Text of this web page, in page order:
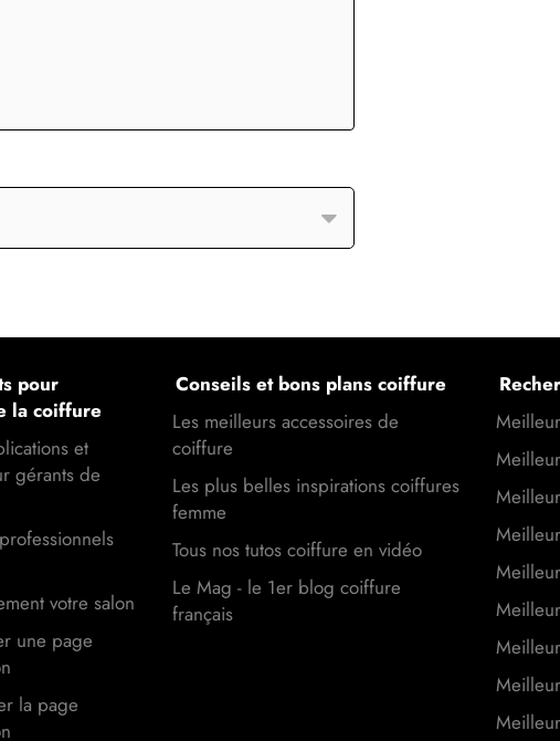
pour
la coiffure
et
gérants de
votre salon
une page
la page
Conseils et bons plans coiffure
Les meilleurs accessoires de
coiffure
Les plus belles inspirations coiffures
femme
Tous nos tutos coiffure en vidéo
Le Mag - le 1er blog coiffure
français